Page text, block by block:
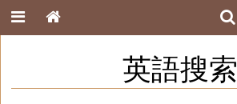
英語搜索